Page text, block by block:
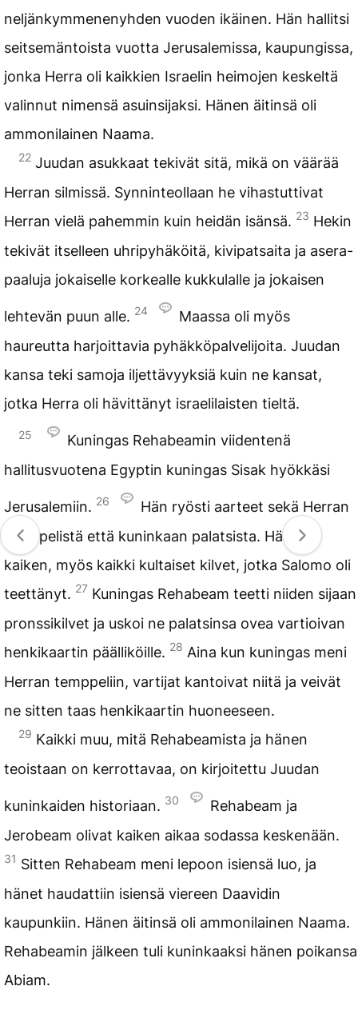
neljänkymmenenyhden vuoden ikäinen. Hän hallitsi
seitsemäntoista vuotta Jerusalemissa, kaupungissa,
jonka Herra oli kaikkien Israelin heimojen keskeltä
valinnut nimensä asuinsijaksi. Hänen äitinsä oli
ammonilainen Naama.
22 Juudan asukkaat tekivät sitä, mikä on väärää
Herran silmissä. Synninteollaan he vihastuttivat
Herran vielä pahemmin kuin heidän isänsä. 23 Hekin
tekivät itselleen uhripyhäköitä, kivipatsaita ja asera-
paaluja jokaiselle korkealle kukkulalle ja jokaisen
lehtevän puun alle. 24
Maassa oli myös
haureutta harjoittavia pyhäkköpalvelijoita. Juudan
kansa teki samoja iljettävyyksiä kuin ne kansat,
jotka Herra oli hävittänyt israelilaisten tieltä.
25
Kuningas Rehabeamin viidentenä
hallitusvuotena Egyptin kuningas Sisak hyökkäsi
Jerusalemiin. 26
Hän ryösti aarteet sekä Herran
temppelistä että kuninkaan palatsista. Hän vei
kaiken, myös kaikki kultaiset kilvet, jotka Salomo oli
teettänyt. 27 Kuningas Rehabeam teetti niiden sijaan
pronssikilvet ja uskoi ne palatsinsa ovea vartioivan
henkikaartin päälliköille. 28 Aina kun kuningas meni
Herran temppeliin, vartijat kantoivat niitä ja veivät
ne sitten taas henkikaartin huoneeseen.
29 Kaikki muu, mitä Rehabeamista ja hänen
teoistaan on kerrottavaa, on kirjoitettu Juudan
kuninkaiden historiaan. 30
Rehabeam ja
Jerobeam olivat kaiken aikaa sodassa keskenään.
31 Sitten Rehabeam meni lepoon isiensä luo, ja
hänet haudattiin isiensä viereen Daavidin
kaupunkiin. Hänen äitinsä oli ammonilainen Naama.
Rehabeamin jälkeen tuli kuninkaaksi hänen poikansa
Abiam.